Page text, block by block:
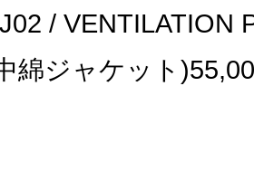
/ VENTILATION
綿ジャケット